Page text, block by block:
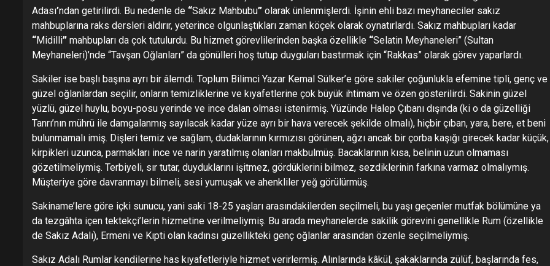
Adası’ndan getirilirdi. Bu nedenle de “Sakız Mahbubu” olarak ünlenmişlerdi. İşinin ehli bazı meyhaneciler sakız
mahbuplarına raks dersleri aldırır, yeterince olgunlaştıkları zaman köçek olarak oynatırlardı. Sakız mahbupları kadar
“Midilli” mahbupları da çok tutulurdu. Bu hizmet görevlilerinden başka özellikle “Selatin Meyhaneleri” (Sultan
Meyhaneleri)’nde “Tavşan Oğlanları” da gönülleri hoş tutup duyguları bastırmak için “Rakkas” olarak görev yaparlardı.
Sakiler ise başlı başına ayrı bir âlemdi. Toplum Bilimci Yazar Kemal Sülker’e göre sakiler çoğunlukla efemine tipli, genç ve
güzel oğlanlardan seçilir, onların temizliklerine ve kıyafetlerine çok büyük ihtimam ve özen gösterilirdi. Sakinin güzel
yüzlü, güzel huylu, boyu-posu yerinde ve ince dalan olması istenirmiş. Yüzünde Halep Çıbanı dışında (ki o da güzelliği
Tanrı’nın mührü ile damgalanmış sayılacak kadar yüze ayrı bir hava verecek şekilde olmalı), hiçbir çıban, yara, bere, et beni
bulunmamalı imiş. Dişleri temiz ve sağlam, dudaklarının kırmızısı görünen, ağzı ancak bir çorba kaşığı girecek kadar küçük,
kirpikleri uzunca, parmakları ince ve narin yaratılmış olanları makbulmüş. Bacaklarının kısa, belinin uzun olmaması
gözetilmeliymiş. Terbiyeli, sır tutar, duyduklarını işitmez, gördüklerini bilmez, sezdiklerinin farkına varmaz olmalıymış.
Müşteriye göre davranmayı bilmeli, sesi yumuşak ve ahenkliler yeğ görülürmüş.
Sakiname’lere göre içki sunucu, yani saki 18-25 yaşları arasındakilerden seçilmeli, bu yaşı geçenler mutfak bölümüne ya
da tezgâhta içen tektekçi’lerin hizmetine verilmeliymiş. Bu arada meyhanelerde sakilik görevini genellikle Rum (özellikle
de Sakız Adalı), Ermeni ve Kıpti olan kadınsı güzellikteki genç oğlanlar arasından özenle seçilmeliymiş.
Sakız Adalı Rumlar kendilerine has kıyafetleriyle hizmet verirlermiş. Alınlarında kâkül, şakaklarında zülüf, başlarında fes,